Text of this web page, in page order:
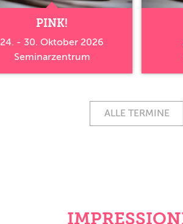
PINK!
24. - 30. Oktober 2026
Seminarzentrum
ALLE TERMINE